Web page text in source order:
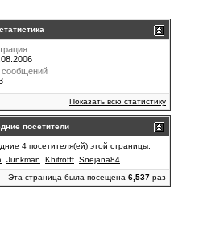
сообщений
Показать всю статистику
посетители
4 посетителя(ей) этой страницы:
Junkman Khitrofff Snejana84
Эта страница была посещена 6,537 раз